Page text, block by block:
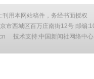
用本网站稿件，务经书面授权
市西城区百万庄南街12号 邮编
技术支持:中国新闻社网络中心